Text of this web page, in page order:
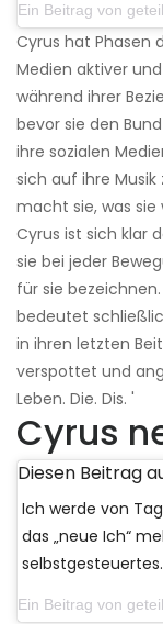
Ein Beitrag von
Cyrus hat Phasen
Medien aktiver
während ihrer
bevor sie den
ihre sozialen
sich auf ihre
macht sie, was sie
Cyrus ist sich klar
sie bei jeder
für sie
bedeutet
in ihren letzten
verspottet und
Leben. Die. Dis. '
Cyrus
Diesen Beitrag
Ich werde von
das „neue Ich“
selbstgesteuertes.
Ein Beitrag von